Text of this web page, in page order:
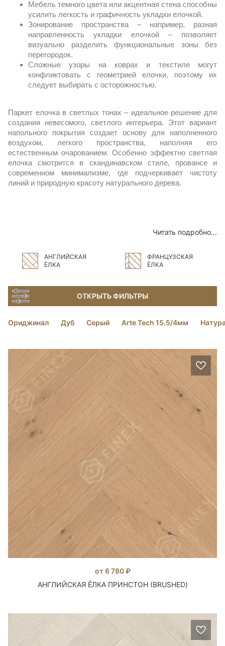
Мебель темного цвета или акцентная стена способны
усилить легкость и графичность укладки елочкой.
Зонирование пространства – например, разная
направленность укладки елочкой – позволяет
визуально разделить функциональные зоны без
перегородок.
Сложные узоры на коврах и текстиле могут
конфликтовать с геометрией елочки, поэтому их
следует выбирать с осторожностью.
Паркет елочка в светлых тонах – идеальное решение для
создания невесомого, светлого интерьера. Этот вариант
напольного покрытия создает основу для наполненного
воздухом, легкого пространства, наполняя его
естественным очарованием. Особенно эффектно светлая
елочка смотрится в скандинавском стиле, провансе и
современном минимализме, где подчеркивает чистоту
линий и природную красоту натурального дерева.
Читать подробно...
АНГЛИЙСКАЯ
ЁЛКА
ФРАНЦУЗСКАЯ
ЁЛКА
ОТКРЫТЬ ФИЛЬТРЫ
Ориджинал Дуб Серый Arte Tech 15.5/4мм
от 6 780 ₽
АНГЛИЙСКАЯ ЁЛКА ПРИНСТОН (BRUSHED)